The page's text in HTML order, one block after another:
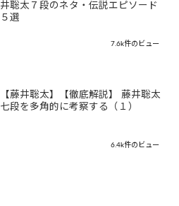
井聡太７段のネタ・伝説エピソード
５選
7.6k件のビュー
【藤井聡太】【徹底解説】 藤井聡太
七段を多角的に考察する（１）
6.4k件のビュー